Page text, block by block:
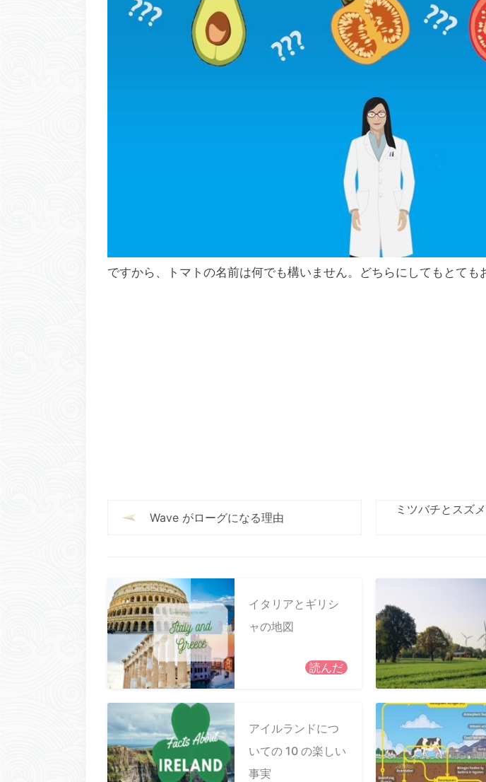
ですから、トマトの名前は何でも構いません。どちらにしてもとても
Wave がローグになる理由
ミツバチとスズ
イタリアとギリシ
ャの地図
読んだ
アイルランドにつ
いての 10 の楽しい
事実